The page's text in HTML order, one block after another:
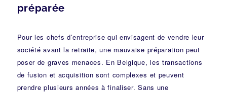
préparée
Pour les chefs d’entreprise qui envisagent de vendre leur
société avant la retraite, une mauvaise préparation peut
poser de graves menaces. En Belgique, les transactions
de fusion et acquisition sont complexes et peuvent
prendre plusieurs années à finaliser. Sans une